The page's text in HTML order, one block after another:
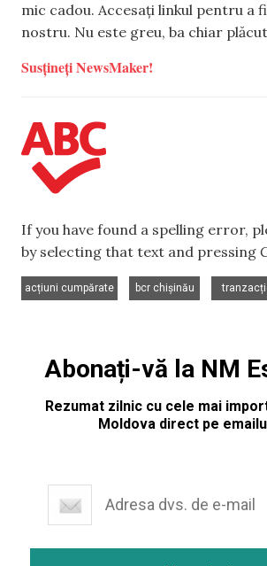
mic cadou. Accesați linkul pentru a
nostru. Nu este greu, ba chiar
Susțineți NewsMaker!
If you have found a spelling error,
by selecting that text and pressing
acțiuni cumpărate
bcr chișinău
Abonați-vă la NM
Rezumat zilnic cu cele mai
Moldova direct pe